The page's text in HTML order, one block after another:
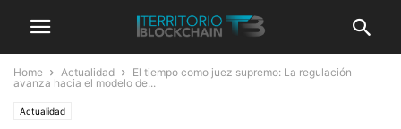
Home Actualidad
El tiempo como juez supremo: La regulación
avanza hacia el modelo de...
Actualidad